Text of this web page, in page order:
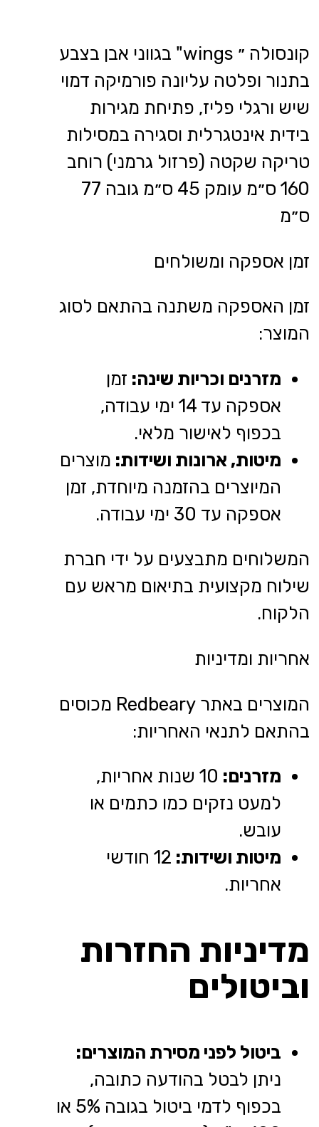
קונסולה ״ wings" בגווני אבן בצבע
בתנור ופלטה עליונה פורמיקה דמוי
שיש ורגלי פליז, פתיחת מגירות
בידית אינטגרלית וסגירה במסילות
טריקה שקטה (פרזול גרמני) רוחב
160 ס״מ עומק 45 ס״מ גובה 77
ס״מ
זמן אספקה ומשולחים
זמן האספקה משתנה בהתאם לסוג
המוצר:
מזרנים וכריות שינה: זמן
אספקה עד 14 ימי עבודה,
בכפוף לאישור מלאי.
מיטות, ארונות ושידות: מוצרים
המיוצרים בהזמנה מיוחדת, זמן
אספקה עד 30 ימי עבודה.
המשלוחים מתבצעים על ידי חברת
שילוח מקצועית בתיאום מראש עם
הלקוח.
אחריות ומדיניות
המוצרים באתר Redbeary מכוסים
בהתאם לתנאי האחריות:
מזרנים:
10 שנות אחריות,
למעט נזקים כמו כתמים או
עובש.
מיטות ושידות:
12 חודשי
אחריות.
מדיניות החזרות
וביטולים
ביטול לפני מסירת המוצרים:
ניתן לבטל בהודעה כתובה,
בכפוף לדמי ביטול בגובה 5% או